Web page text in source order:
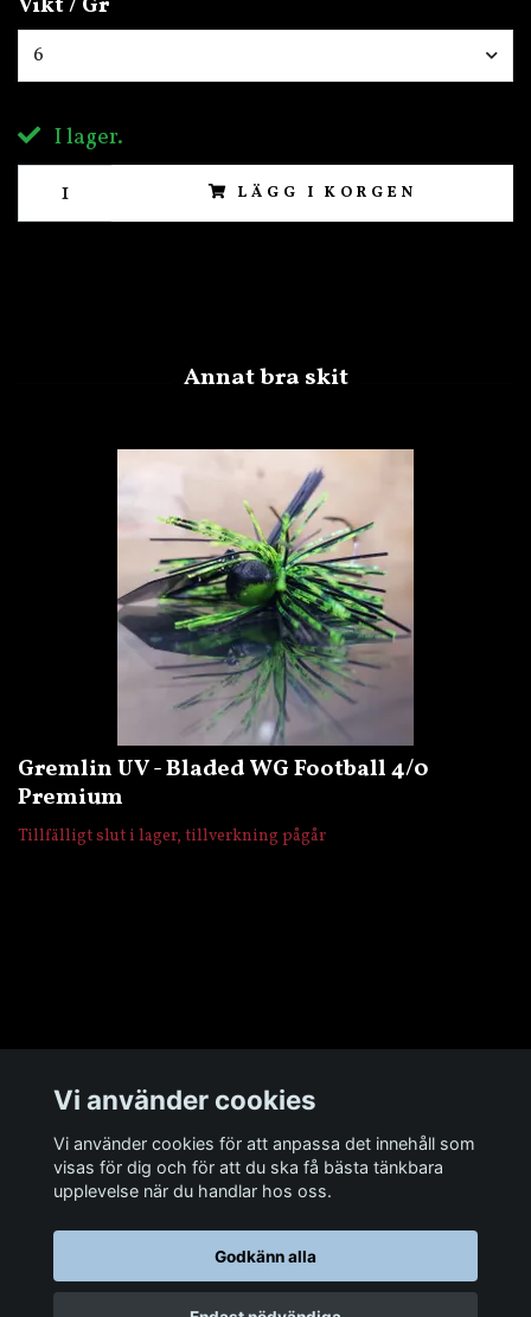
Vikt / Gr
6
I lager.
LÄGG I KORGEN
Gremlin UV - Bladed WG Football 4/0
Premium
Tillfälligt slut i lager, tillverkning pågår
Sociala medier
© 2026 Man Cave Baits
Vi använder cookies
Vi använder cookies för att anpassa det innehåll som
visas för dig och för att du ska få bästa tänkbara
upplevelse när du handlar hos oss.
Godkänn alla